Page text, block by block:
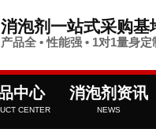
消泡剂一站式采购基
产品全 • 性能强 • 1对1量身定
中心
CENTER
消泡剂资讯
NEWS